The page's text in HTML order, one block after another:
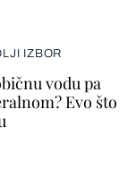
IZBOR
vodu pa
Evo što